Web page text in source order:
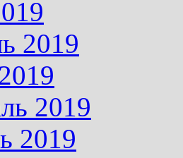
2019
2019
2019